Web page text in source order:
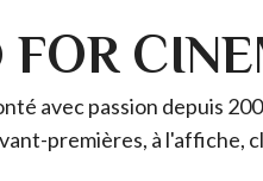
avec passion depuis
premières, à l'affiche,